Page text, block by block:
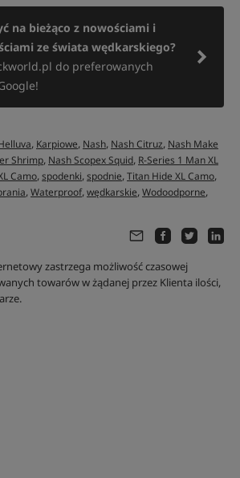
na bieżąco z nowościami i
ze świata wędkarskiego?
do preferowanych
, Karpiowe, Nash, Nash Citruz, Nash Make
Shrimp, Nash Scopex Squid, R-Series 1 Man XL
Camo,spodenki,spodnie,Titan Hide XL Camo,
,Waterproof,wędkarskie,Wodoodporne,
zastrzega możliwość czasowej
towarów w żądanej przez Klienta ilości,